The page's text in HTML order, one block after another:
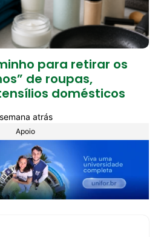
para retirar os
de roupas,
domésticos
atrás
Apoio